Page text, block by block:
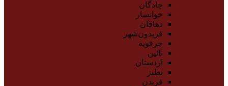
چادگان
خوانسار
دهاقان
فریدون‌شهر
جرقویه
نائین
اردستان
نطنز
فریدن